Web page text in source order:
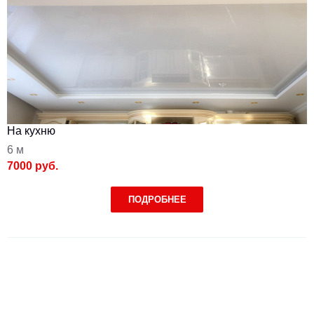
На кухню
6 м
7000 руб.
ПОДРОБНЕЕ